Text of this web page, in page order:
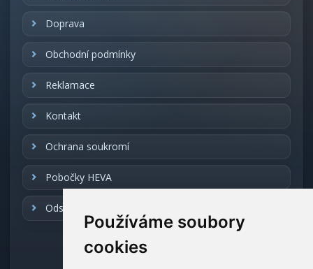
Používáme soubory
cookies
Doprava
Obchodní podmínky
Reklamace
Kontakt
Ochrana soukromí
Pobočky HEVA
Odstoupení od smlouvy
REALIZACE